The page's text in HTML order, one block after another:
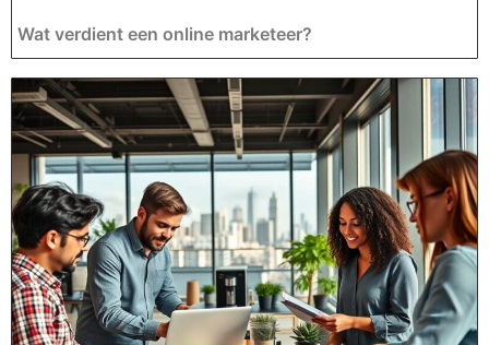
Wat verdient een online marketeer?